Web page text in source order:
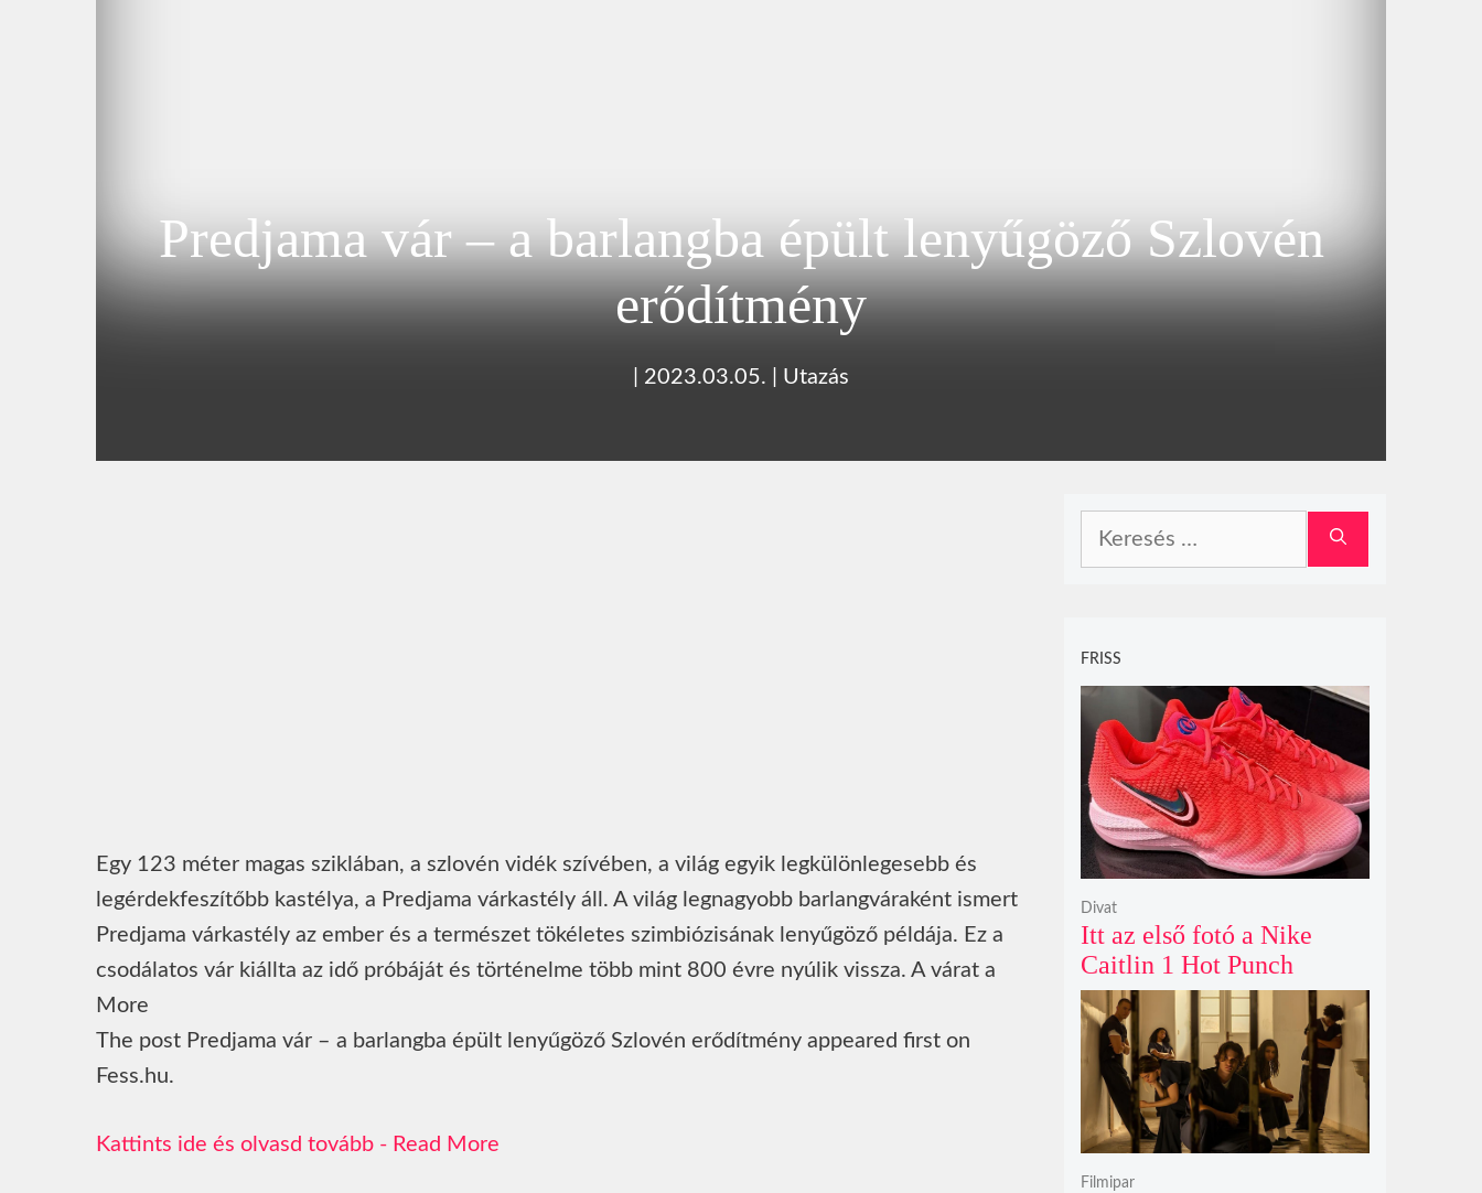
Predjama vár – a barlangba épült lenyűgöző Szlovén
erődítmény
2023.03.05. Utazás
Egy 123 méter magas sziklában, a szlovén vidék szívében, a világ egyik legkülönlegesebb és
legérdekfeszítőbb kastélya, a Predjama várkastély áll. A világ legnagyobb barlangváraként ismert
Predjama várkastély az ember és a természet tökéletes szimbiózisának lenyűgöző példája. Ez a
csodálatos vár kiállta az idő próbáját és történelme több mint 800 évre nyúlik vissza. A várat a
More
The post Predjama vár – a barlangba épült lenyűgöző Szlovén erődítmény appeared first on
Fess.hu.
Read More
FRISS
Itt az első fotó a Nike
Caitlin 1 Hot Punch
cipőjéről brutálisan ütős
színben
Divat
Filmipar